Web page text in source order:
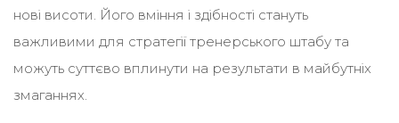
нові висоти. Його вміння і здібності стануть
важливими для стратегії тренерського штабу та
можуть суттєво вплинути на результати в майбутніх
змаганнях.